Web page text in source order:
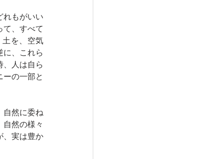
れもがいい
、すべて
を、空気
に、これら
人は自ら
の一部と
自然に委ね
然の様々
、実は豊か